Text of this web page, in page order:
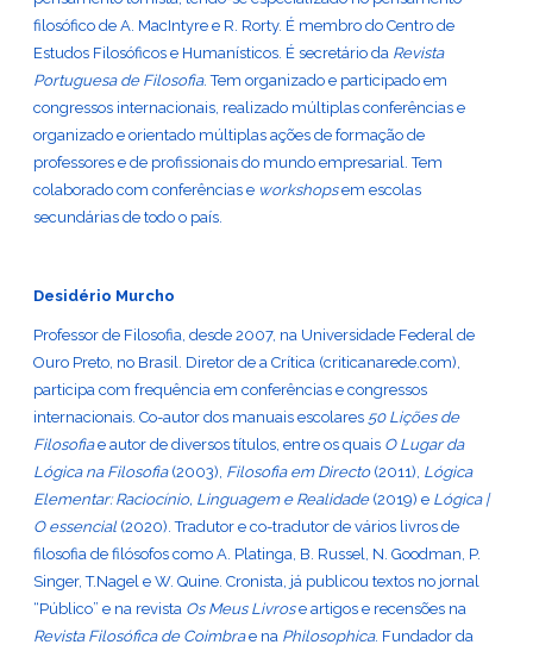
filosófico de A. MacIntyre e R. Rorty. É membro do Centro de
Estudos Filosóficos e Humanísticos. É secretário da Revista
Portuguesa de Filosofia. Tem organizado e participado em
congressos internacionais, realizado múltiplas conferências e
organizado e orientado múltiplas ações de formação de
professores e de profissionais do mundo empresarial. Tem
colaborado com conferências e workshopsem escolas
secundárias de todo o país.
Desidério Murcho
Professor de Filosofia, desde 2007, na Universidade Federal de
Ouro Preto, no Brasil. Diretor de a Crítica (criticanarede.com),
participa com frequência em conferências e congressos
internacionais. Co-autor dos manuais escolares 50 Lições de
Filosofiae autor de diversos títulos, entre os quais O Lugar da
Lógica na Filosofia(2003), Filosofia em Directo(2011), Lógica
Elementar: Raciocínio, Linguagem e Realidade(2019) e Lógica |
O essencial(2020). Tradutor e co-tradutor de vários livros de
filosofia de filósofos como A. Platinga, B. Russel, N. Goodman, P.
Singer, T.Nagel e W. Quine. Cronista, já publicou textos no jornal
“Público” e na revista Os Meus Livrose artigos e recensões na
Revista Filosófica de Coimbrae na Philosophica. Fundador da